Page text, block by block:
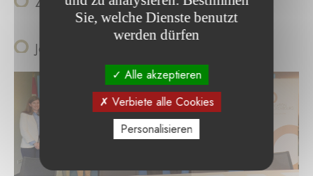
Jean-Philippe Hoffmann, Architektur
Sie, welche Dienste benutzt
werden dürfen
Alle akzeptieren
Verbiete alle Cookies
Personalisieren